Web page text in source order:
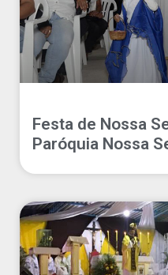
Festa de Nossa
Paróquia Nossa